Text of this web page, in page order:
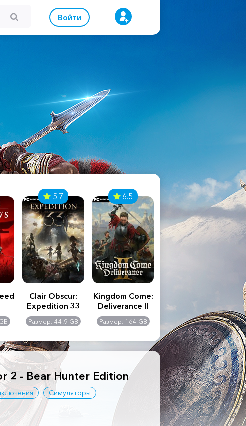
Войти
5.7
Clair Obscur:
Expedition 33
Размер: 44.9 GB
6.5
Kingdom Come:
Deliverance II
Размер: 164 GB
8.1
Remastered
Размер: 116 GB
2 - Bear Hunter Edition
Симуляторы